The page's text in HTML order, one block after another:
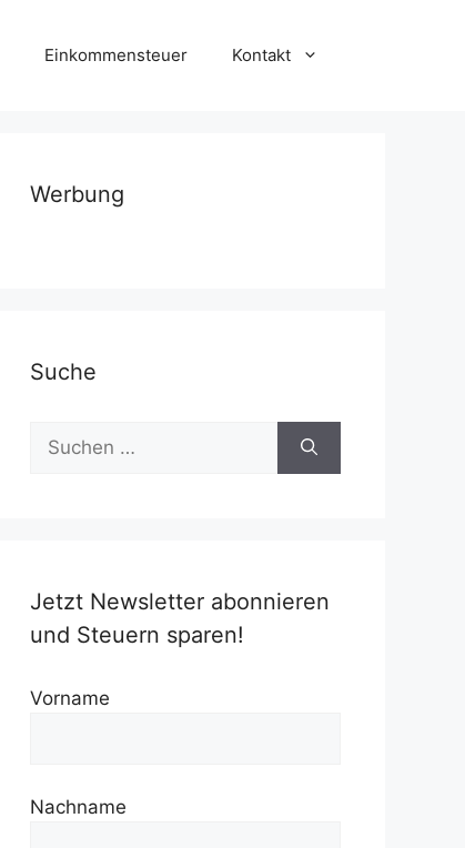
Einkommensteuer Kontakt
Werbung
Suche
Suchen
nach:
Jetzt Newsletter abonnieren
und Steuern sparen!
Vorname
Nachname